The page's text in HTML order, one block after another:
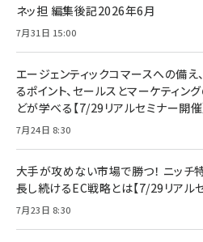
ネッ担 編集後記2026年6月
7月31日 15:00
エージェンティックコマースへの備
るポイント、セールスとマーケティ
どが学べる【7/29リアルセミナー開催
7月24日 8:30
大手が攻めない市場で勝つ！ ニッチ
長し続けるEC戦略とは【7/29リアル
7月23日 8:30